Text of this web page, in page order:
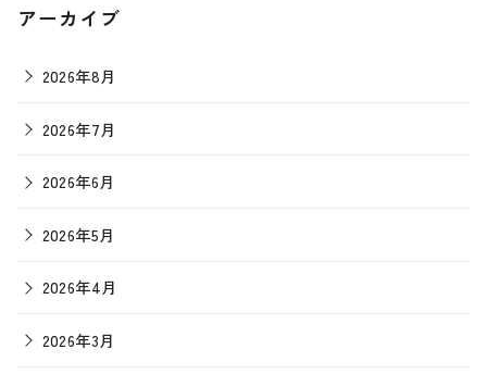
アーカイブ
2026年8月
2026年7月
2026年6月
2026年5月
2026年4月
2026年3月